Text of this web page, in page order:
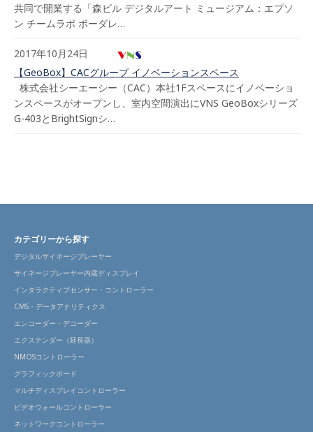
共同で開業する「森ビル デジタルアート ミュージアム：エプソ
ン チームラボ ボーダレ…
2017年10月24日
【GeoBox】CACグループ イノベーションスペース
株式会社シーエーシー（CAC）本社1Fスペースにイノベーショ
ンスペースがオープンし、室内空間演出にVNS GeoBoxシリーズ
G-403とBrightSignシ…
カテゴリーから探す
デジタルサイネージプレーヤー
サイネージプレーヤー内蔵ディスプレイ
インタラクティブセンサー・コントローラー
CMS・データアナリティクス
エンコーダー・デコーダー
エクステンダー（延長器）
NMOSコントローラー
グラフィックボード
マルチディスプレイコントローラー
ビデオウォールコントローラー
ネットワークコントローラー